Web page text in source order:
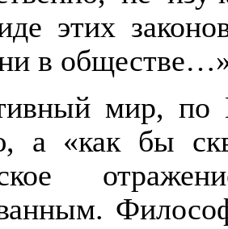
этих
в
мир, по
а «как бы